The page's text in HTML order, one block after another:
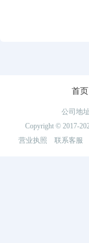
首页
公司地
Copyright © 2017-
营业执照
联系客服